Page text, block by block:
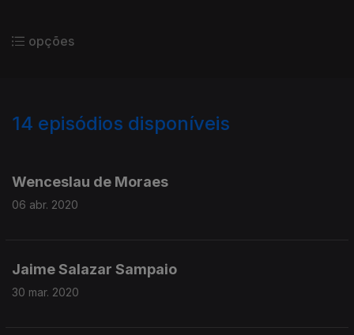
opções
14 episódios disponíveis
Wenceslau de Moraes
06 abr. 2020
Jaime Salazar Sampaio
30 mar. 2020